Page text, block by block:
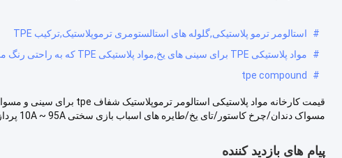
#
استالومر ترمو پلاستیکی,گلوله های استالستومری ترموپلاستیک,ترکیب TPE
#
مواد پلاستیکی TPE برای سینی های یخ,مواد پلاستیکی TPE که به راحتی رنگ می شوند,استالومر پلاستیکی ترمو که به راحتی رنگ می شود
#
tpe compound
مسواک دندان/چرخ کاستور/تای یخ/طایره های اسباب بازی سختی 10A ~ 95A پرداز...
پیام های بازدید کننده